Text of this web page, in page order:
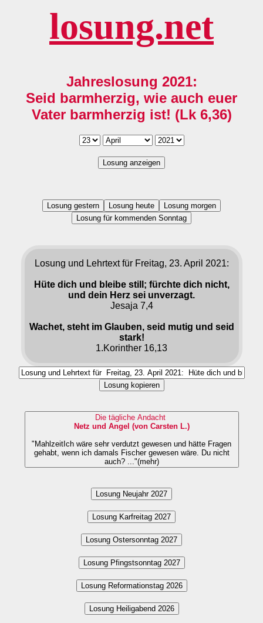
losung.net
Jahreslosung 2021:
Seid barmherzig, wie auch euer
Vater barmherzig ist! (Lk 6,36)
Losung anzeigen
Losung gestern Losung heute
Losung morgen
Losung für kommenden Sonntag
Losung und Lehrtext für Freitag, 23. April 2021:
Hüte dich und bleibe still; fürchte dich nicht,
und dein Herz sei unverzagt.
Jesaja 7,4
Wachet, steht im Glauben, seid mutig und seid
stark!
1.Korinther 16,13
Losung kopieren
Die tägliche Andacht
Netz und Angel (von Carsten L.)
"MahlzeitIch wäre sehr verdutzt gewesen und hätte Fragen
gehabt, wenn ich damals Fischer gewesen wäre. Du nicht
auch? ..."(mehr)
Losung Neujahr 2027
Losung Karfreitag 2027
Losung Ostersonntag 2027
Losung Pfingstsonntag 2027
Losung Reformationstag 2026
Losung Heiligabend 2026